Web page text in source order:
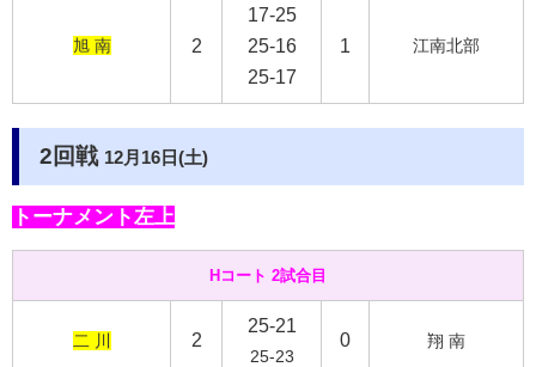
旭 南 2
17-25
25-16
25-17
1 江南北部
2回戦 12月16日(土)
トーナメント左上
Hコート 2試合目
二 川 2
25-21
25-23
0 翔 南